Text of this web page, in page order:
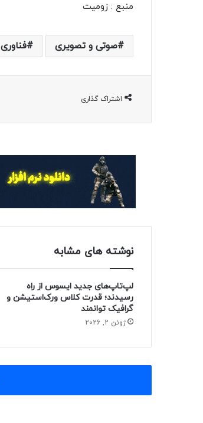
منبع : زومیت
صوتی و تصویری فناوری
اشتراک گذاری
نوشته های مشابه
لپ‌تاپ‌های جدید ایسوس از راه
رسیدند؛ قدرت کلاس ورک‌استیشن و
گرافیک توانمند
ژوئن 2, 2026